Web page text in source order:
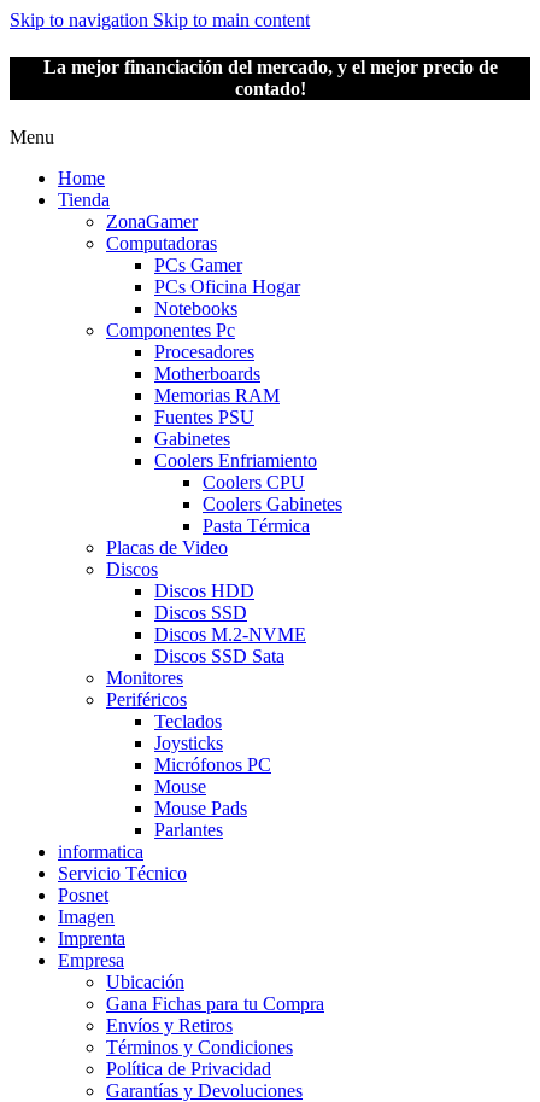
Skip to navigation Skip to main content
La mejor financiación del mercado, y el mejor precio de
contado!
Menu
Home
Tienda
ZonaGamer
Computadoras
PCs Gamer
PCs Oficina Hogar
Notebooks
Componentes Pc
Procesadores
Motherboards
Memorias RAM
Fuentes PSU
Gabinetes
Coolers Enfriamiento
Coolers CPU
Coolers Gabinetes
Pasta Térmica
Placas de Video
Discos
Discos HDD
Discos SSD
Discos M.2-NVME
Discos SSD Sata
Monitores
Periféricos
Teclados
Joysticks
Micrófonos PC
Mouse
Mouse Pads
Parlantes
informatica
Servicio Técnico
Posnet
Imagen
Imprenta
Empresa
Ubicación
Gana Fichas para tu Compra
Envíos y Retiros
Términos y Condiciones
Política de Privacidad
Garantías y Devoluciones